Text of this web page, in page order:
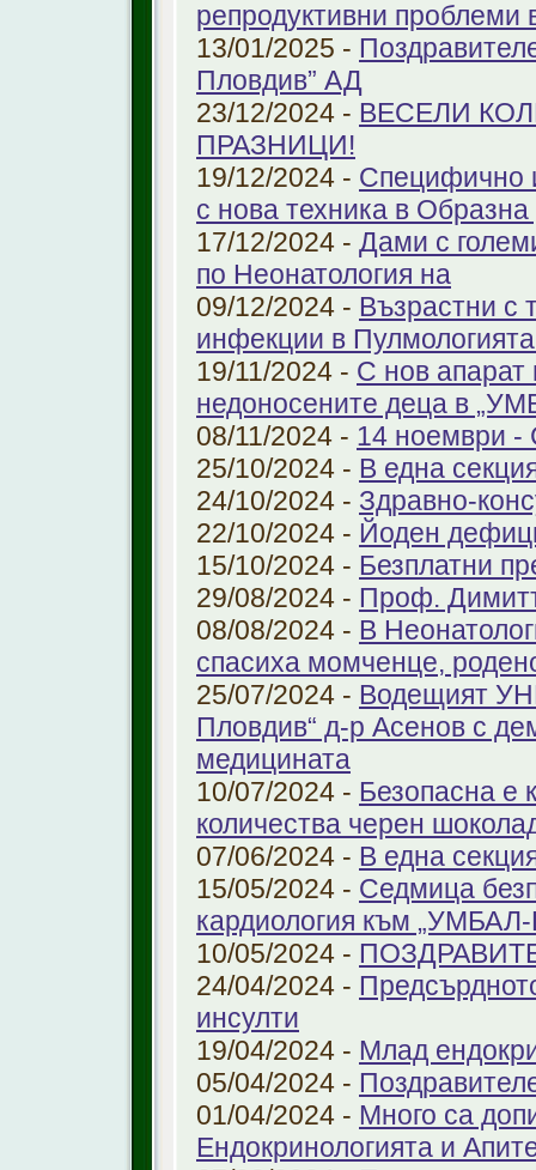
репродуктивни
13/01/2025 -
Пловдив” АД
23/12/2024 - ВЕСЕЛИ
ПРАЗНИЦИ!
19/12/2024 - Специфично
с нова техника в Образна
17/12/2024 - Дами с
по Неонатология на
09/12/2024 - Възрастни с
инфекции в
19/11/2024 - С нов
недоносените деца в
08/11/2024 - 14 ноември -
25/10/2024 - В една
24/10/2024 - Здравно-
22/10/2024 - Йоден
15/10/2024 - Безплатни
29/08/2024 - Проф.
08/08/2024 - В
спасиха момченце,
25/07/2024 - Водещият
Пловдив“ д-р Асенов с
медицината
10/07/2024 - Безопасна е
количества черен
07/06/2024 - В една
15/05/2024 - Седмица
кардиология към
10/05/2024 -
24/04/2024 -
инсулти
19/04/2024 - Млад
05/04/2024 -
01/04/2024 - Много са
Ендокринологията и